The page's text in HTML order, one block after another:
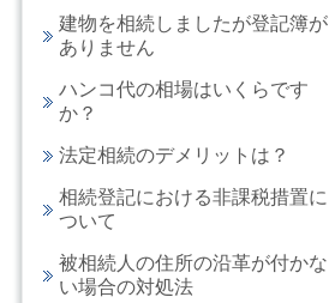
建物を相続しましたが登記簿が
ありません
ハンコ代の相場はいくらです
か？
法定相続のデメリットは？
相続登記における非課税措置に
ついて
被相続人の住所の沿革が付かな
い場合の対処法